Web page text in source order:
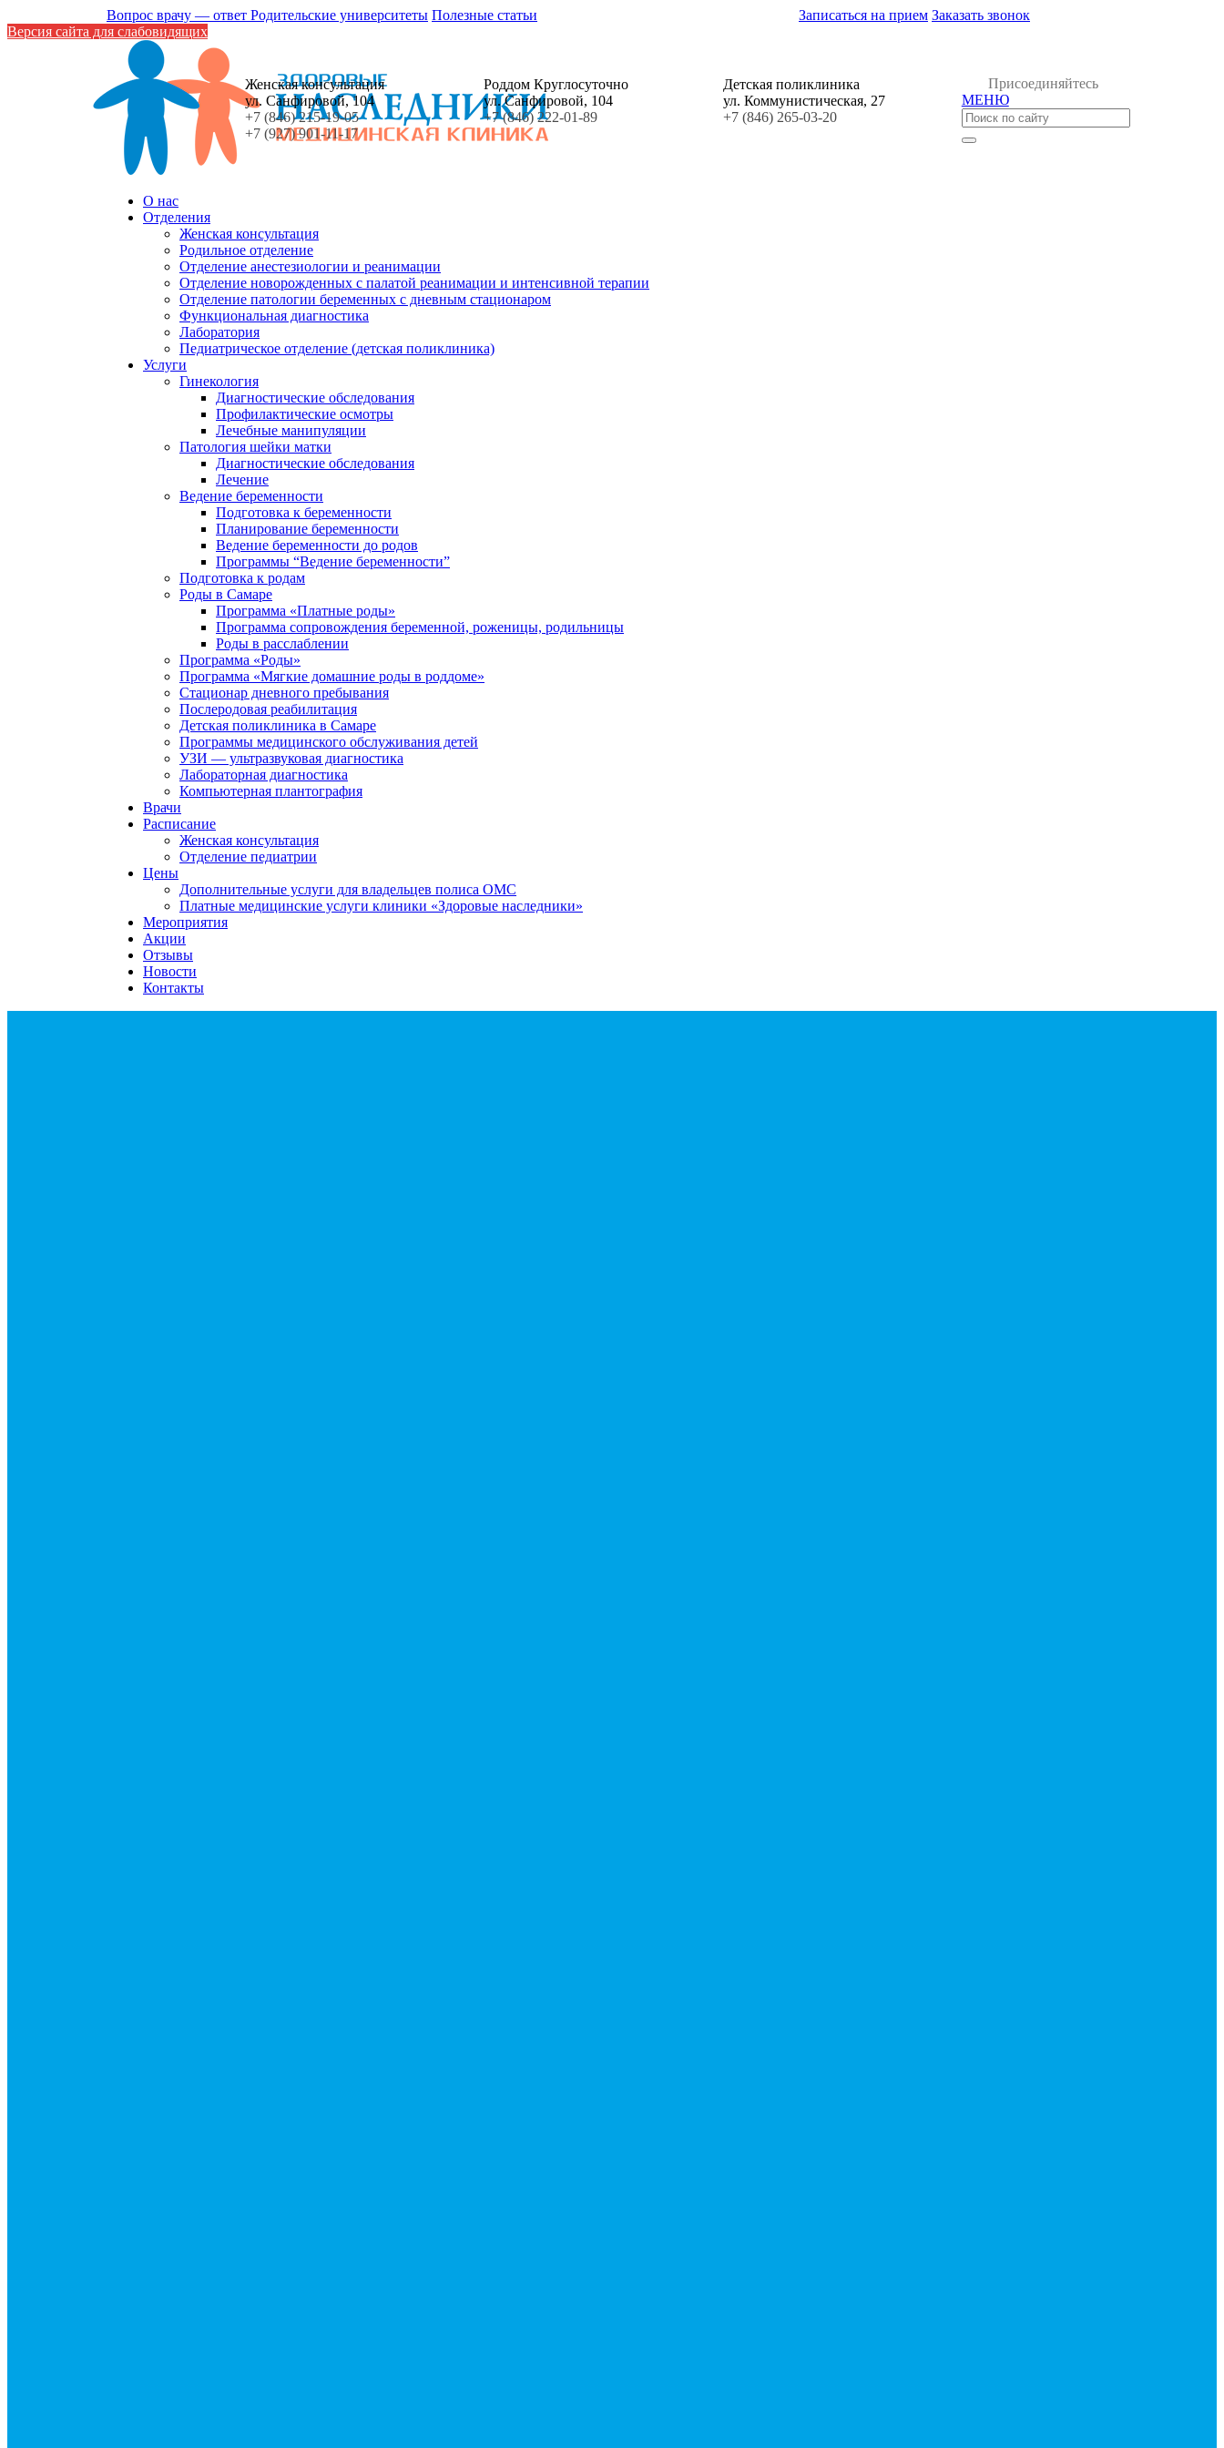
Вопрос врачу — ответ Родительские университеты Полезные статьи Записаться на прием Заказать звонок
Версия сайта для слабовидящих
Женская консультация
ул. Санфировой, 104
+7 (846) 215-19-05
+7 (927) 901-11-17
Роддом Круглосуточно
ул. Санфировой, 104
+7 (846) 222-01-89
Детская поликлиника
ул. Коммунистическая, 27
+7 (846) 265-03-20
Присоединяйтесь
МЕНЮ
О нас
Отделения
Женская консультация
Родильное отделение
Отделение анестезиологии и реанимации
Отделение новорожденных с палатой реанимации и интенсивной терапии
Отделение патологии беременных с дневным стационаром
Функциональная диагностика
Лаборатория
Педиатрическое отделение (детская поликлиника)
Услуги
Гинекология
Диагностические обследования
Профилактические осмотры
Лечебные манипуляции
Патология шейки матки
Диагностические обследования
Лечение
Ведение беременности
Подготовка к беременности
Планирование беременности
Ведение беременности до родов
Программы “Ведение беременности”
Подготовка к родам
Роды в Самаре
Программа «Платные роды»
Программа сопровождения беременной, роженицы, родильницы
Роды в расслаблении
Программа «Роды»
Программа «Мягкие домашние роды в роддоме»
Стационар дневного пребывания
Послеродовая реабилитация
Детская поликлиника в Самаре
Программы медицинского обслуживания детей
УЗИ — ультразвуковая диагностика
Лабораторная диагностика
Компьютерная плантография
Врачи
Расписание
Женская консультация
Отделение педиатрии
Цены
Дополнительные услуги для владельцев полиса ОМС
Платные медицинские услуги клиники «Здоровые наследники»
Мероприятия
Акции
Отзывы
Новости
Контакты